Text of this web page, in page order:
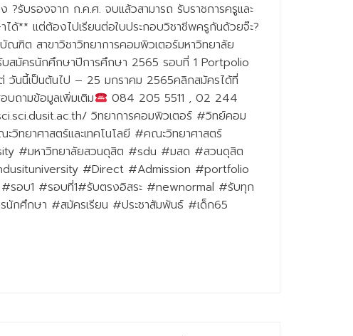
?รับรองจาก ก.ค.ศ. จบแล้วสามารถ รับราชการครูและ
ได้** แต่ต้องไปเรียนต่อใบประกอบวิชาชีพครูกันด้วยจ๊ะ?
ณฑิต สาขาวิชาวิทยาการคอมพิวเตอร์มหาวิทยาลัย
บสมัครนักศึกษาปีการศึกษา 2565 รอบที่ 1 Portpolio
วันนี้เป็นต้นไป – 25 มกราคม 2565คลิกสมัครได้ที่
บถามข้อมูลเพิ่มเติม
084 205 5511 , 02 244
วิทยาการคอมพิวเตอร์ #วิทย์คอม
ทยาศาสตร์และเทคโนโลยี #คณะวิทยาศาสตร์
#มหาวิทยาลัยสวนดุสิต #sdu #มสด #สวนดุสิต
#Direct #Admission #portfolio
รอบ1 #รอบที่1#รับตรงอิสระ #newnormal #รับทุก
นักศึกษา #สมัครเรียน #ประชาสัมพันธ์ #เด็ก65